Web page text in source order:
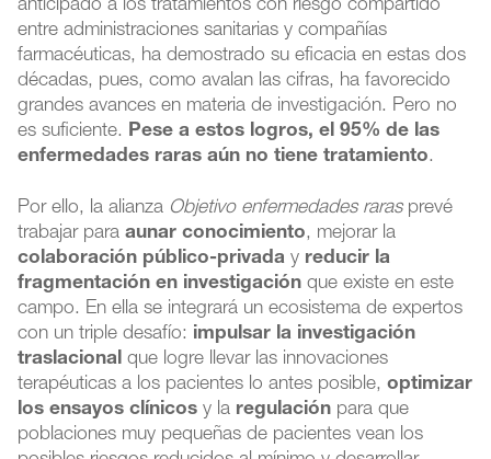
anticipado a los tratamientos con riesgo compartido
entre administraciones sanitarias y compañías
farmacéuticas, ha demostrado su eficacia en estas dos
décadas, pues, como avalan las cifras, ha favorecido
grandes avances en materia de investigación. Pero no
es suficiente. Pese a estos logros, el 95% de las
enfermedades raras aún no tiene tratamiento.
Por ello, la alianza Objetivo enfermedades raras prevé
trabajar paraaunar conocimiento, mejorar la
colaboración público-privada y reducir la
fragmentación en investigación que existe en este
campo. En ella se integrará un ecosistema de expertos
con un triple desafío: impulsar la investigación
traslacional que logre llevar las innovaciones
terapéuticas a los pacientes lo antes posible,optimizar
los ensayos clínicos y la regulación para que
poblaciones muy pequeñas de pacientes vean los